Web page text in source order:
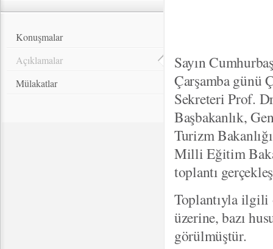
Konuşmalar
Açıklamalar
Mülakatlar
Sayın
Çarşamba günü
Sekreteri Prof.
Başbakanlık,
Turizm
Milli Eğitim
toplantı
Toplantıyla ilgili
üzerine, bazı
görülmüştür.